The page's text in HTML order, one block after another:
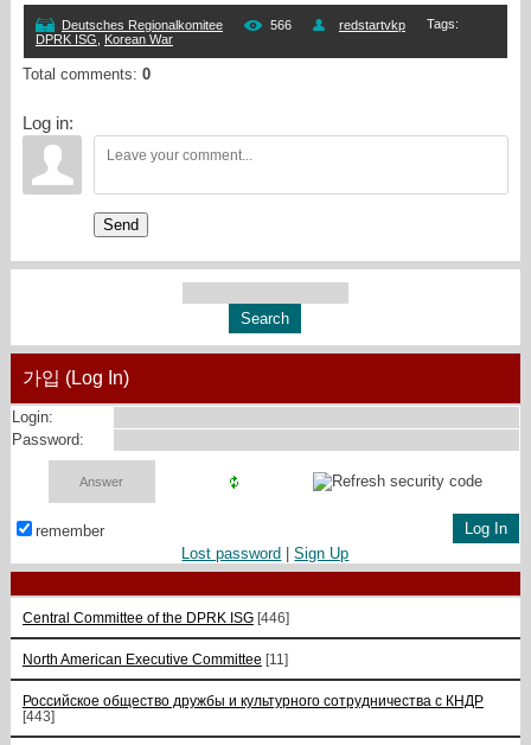
Deutsches Regionalkomitee 566 redstartvkp Tags:
DPRK ISG
Korean War
Total comments: 0
Log in:
Send
가입 (Log In)
Login:
Password:
remember
Lost password |Sign Up
Central Committee of the DPRK ISG [446]
North American Executive Committee [11]
Российское общество дружбы и культурного сотрудничества с КНДР
[443]